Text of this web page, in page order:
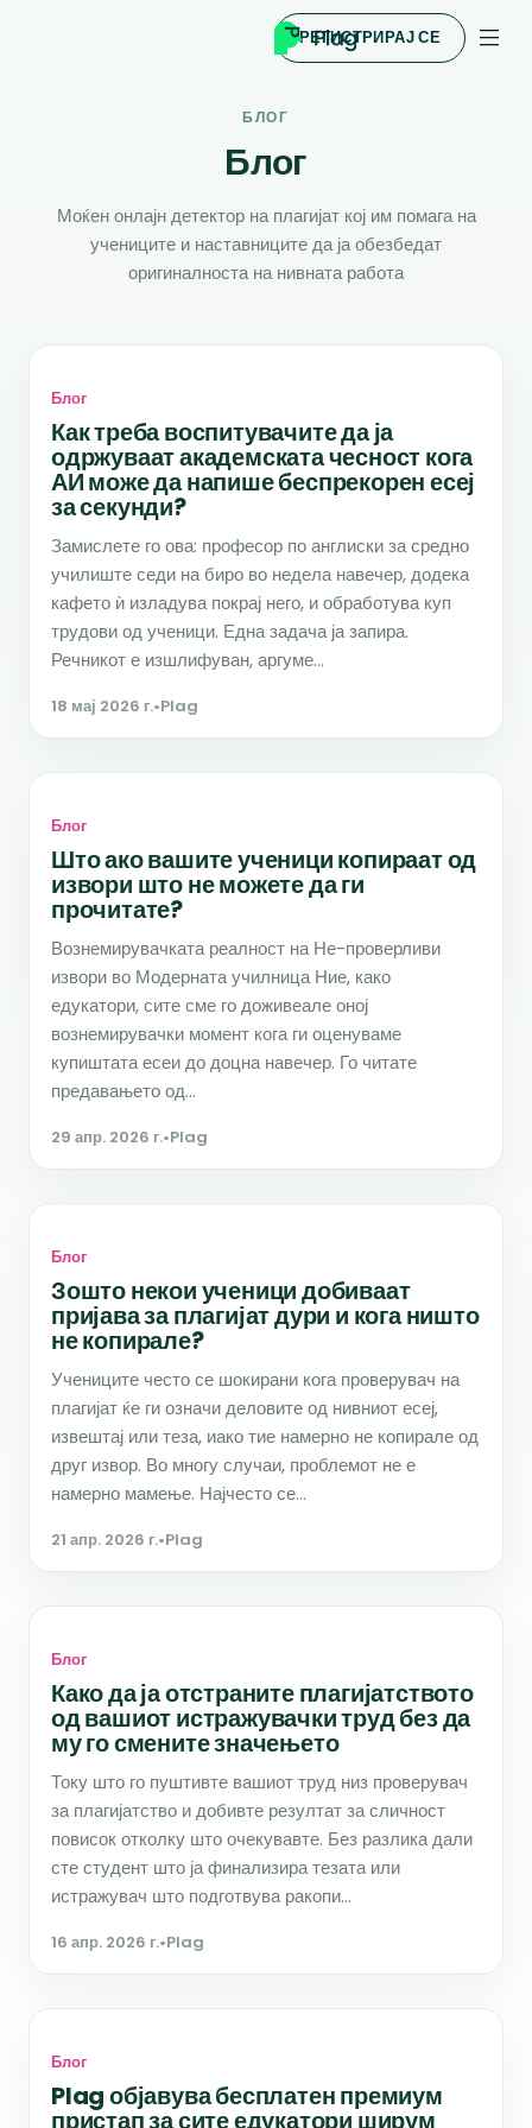
РЕГИСТРИРАЈ СЕ
БЛОГ
Блог
Моќен онлајн детектор на плагијат кој им помага на
учениците и наставниците да ја обезбедат
оригиналноста на нивната работа
Блог
Как треба воспитувачите да ја
одржуваат академската чесност кога
АИ може да напише беспрекорен есеј
за секунди?
Замислете го ова: професор по англиски за средно
училиште седи на биро во недела навечер, додека
кафето ѝ изладува покрај него, и обработува куп
трудови од ученици. Една задача ја запира.
Речникот е изшлифуван, аргуме...
18 мај 2026 г.•Plag
Блог
Што ако вашите ученици копираат од
извори што не можете да ги
прочитате?
Вознемирувачката реалност на Не-проверливи
извори во Модерната училница Ние, како
едукатори, сите сме го доживеале оној
вознемирувачки момент кога ги оценуваме
купиштата есеи до доцна навечер. Го читате
предавањето од...
29 апр. 2026 г.•Plag
Блог
Зошто некои ученици добиваат
пријава за плагијат дури и кога ништо
не копирале?
Учениците често се шокирани кога проверувач на
плагијат ќе ги означи деловите од нивниот есеј,
извештај или теза, иако тие намерно не копирале од
друг извор. Во многу случаи, проблемот не е
намерно мамење. Најчесто се...
21 апр. 2026 г.•Plag
Блог
Како да ја отстраните плагијатството
од вашиот истражувачки труд без да
му го смените значењето
Току што го пуштивте вашиот труд низ проверувач
за плагијатство и добивте резултат за сличност
повисок отколку што очекувавте. Без разлика дали
сте студент што ја финализира тезата или
истражувач што подготвува ракопи...
16 апр. 2026 г.•Plag
Блог
Plag објавува бесплатен премиум
пристап за сите едукатори ширум